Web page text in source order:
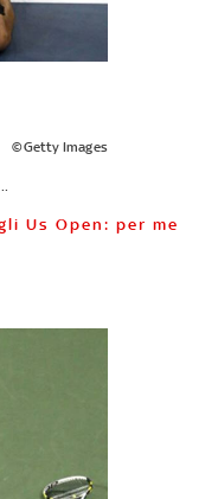
©Getty Images